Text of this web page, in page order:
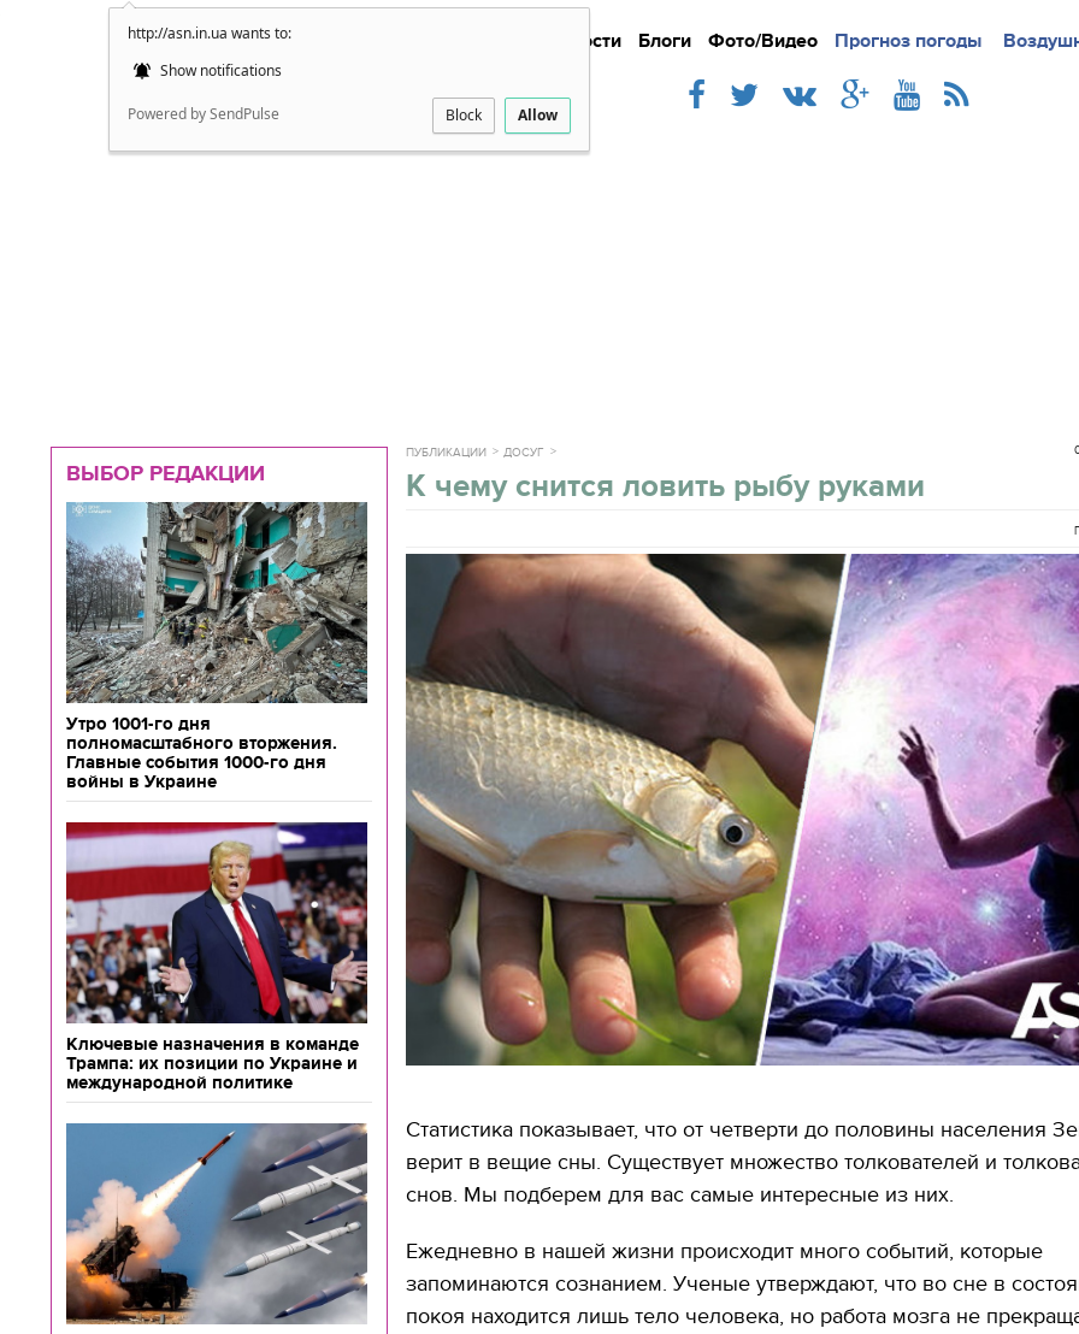
http://asn.in.ua wants to:
Show notifications
Powered by SendPulse Block Allow
Новости Блоги Фото/Видео Прогноз погоды
Подробно Новости
ВЫБОР РЕДАКЦИИ
Утро 1001-го дня
полномасштабного вторжения.
Главные события 1000-го дня
войны в Украине
Ключевые назначения в команде
Трампа: их позиции по Украине и
международной политике
ПУБЛИКАЦИИ ДОСУГ
К чему снится ловить рыбу руками
Статистика показывает, что от четверти до половины населения
верит в вещие сны. Существует множество толкователей и
снов. Мы подберем для вас самые интересные из них.
Ежедневно в нашей жизни происходит много событий, которые
запоминаются сознанием. Ученые утверждают, что во сне в
покоя находится лишь тело человека, но работа мозга не